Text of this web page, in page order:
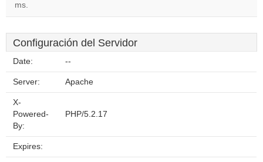
ms.
Configuración del Servidor
Date: --
Server: Apache
X-
Powered-
By:
PHP/5.2.17
Expires: